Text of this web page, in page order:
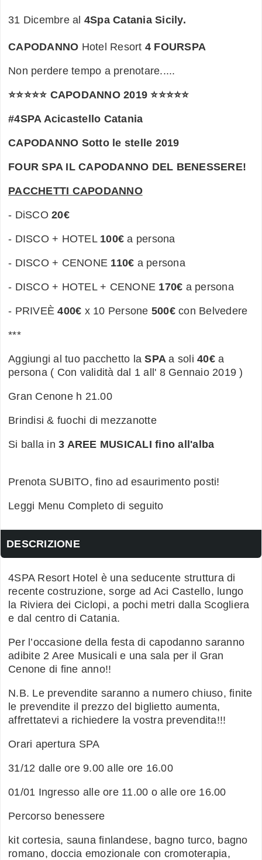
31 Dicembre al 4Spa Catania Sicily.
CAPODANNO Hotel Resort 4 FOURSPA
Non perdere tempo a prenotare.....
⭐⭐⭐⭐⭐ CAPODANNO 2019 ⭐⭐⭐⭐⭐
#4SPA Acicastello Catania
CAPODANNO Sotto le stelle 2019
FOUR SPA IL CAPODANNO DEL BENESSERE!
PACCHETTI CAPODANNO
- DiSCO 20€
- DISCO + HOTEL 100€ a persona
- DISCO + CENONE 110€ a persona
- DISCO + HOTEL + CENONE 170€ a persona
- PRIVEÈ400€ x 10 Persone 500€con Belvedere
***
Aggiungi al tuo pacchetto laSPAa soli 40€a
persona ( Con validità dal 1 all' 8 Gennaio 2019 )
Gran Cenone h 21.00
Brindisi & fuochi di mezzanotte
Si balla in 3 AREE MUSICALI fino all'alba
Prenota SUBITO, fino ad esaurimento posti!
Leggi Menu Completo di seguito
DESCRIZIONE
4SPA Resort Hotel è una seducente struttura di
recente costruzione, sorge ad Aci Castello, lungo
la Riviera dei Ciclopi, a pochi metri dalla Scogliera
e dal centro di Catania.
Per l’occasione della festa di capodanno saranno
adibite 2 Aree Musicali e una sala per il Gran
Cenone di fine anno!!
N.B. Le prevendite saranno a numero chiuso, finite
le prevendite il prezzo del biglietto aumenta,
affrettatevi a richiedere la vostra prevendita!!!
Orari apertura SPA
31/12 dalle ore 9.00 alle ore 16.00
01/01 Ingresso alle ore 11.00 o alle ore 16.00
Percorso benessere
kit cortesia, sauna finlandese, bagno turco, bagno
romano, doccia emozionale con cromoterapia,